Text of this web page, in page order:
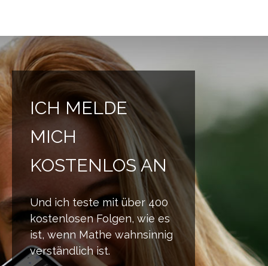
ICH MELDE
MICH
KOSTENLOS AN
Und ich teste mit über 400
kostenlosen Folgen, wie es
ist, wenn Mathe wahnsinnig
verständlich ist.